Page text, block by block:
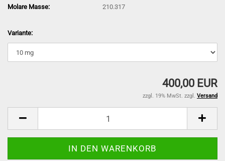
Molare Masse:
210.317
Variante:
400,00 EUR
zzgl. 19% MwSt. zzgl. Versand